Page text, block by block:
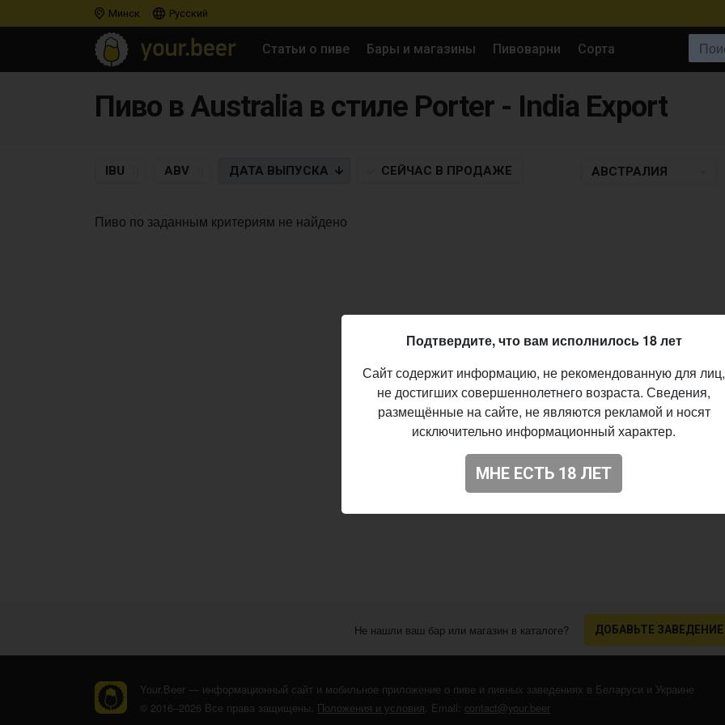
Минск Русский
Статьи о пиве Бары и магазины Пивоварни Сорта
Пиво в Australia в стиле Porter - India Export
IBU ABV ДАТА ВЫПУСКА СЕЙЧАС В ПРОДАЖЕ АВСТРАЛИЯ
Пиво по заданным критериям не найдено
Не нашли ваш бар или магазин в каталоге? ДОБАВЬТЕ ЗАВЕДЕНИЕ
Your.Beer — информационный сайт и мобильное приложение о пиве и пивных заведениях в Беларуси и Украине
© 2016–2026 Все права защищены. Положения и условия. Email: contact@your.beer
Подтвердите, что вам исполнилось 18 лет
Сайт содержит информацию, не рекомендованную для лиц,
не достигших совершеннолетнего возраста. Сведения,
размещённые на сайте, не являются рекламой и носят
исключительно информационный характер.
МНЕ ЕСТЬ 18 ЛЕТ